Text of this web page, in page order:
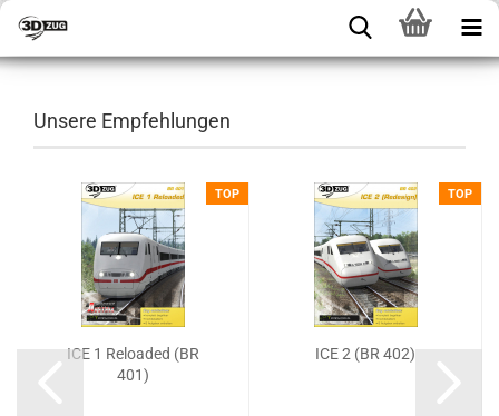
Unsere Empfehlungen
TOP
ICE 1 Reloaded (BR
401)
TOP
ICE 2 (BR 402)